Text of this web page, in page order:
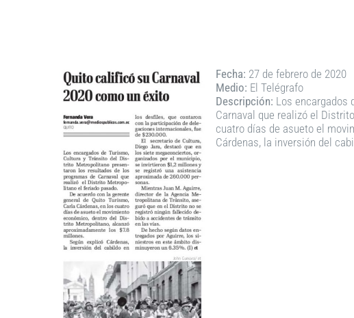
Fecha: 27 de febrero de 2020
Medio: El Telégrafo
Descripción: Los encargados
Carnaval que realizó el
cuatro días de asueto el
Cárdenas, la inversión del